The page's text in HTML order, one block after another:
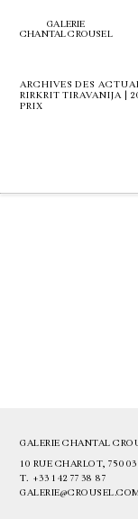
GALERIE
CHANTAL CROUSEL
ARCHIVES DES
RIRKRIT TIRAVANIJA |
PRIX
GALERIE CHANTAL
10 RUE CHARLOT, 75003
T. +33 1 42 77 38 87